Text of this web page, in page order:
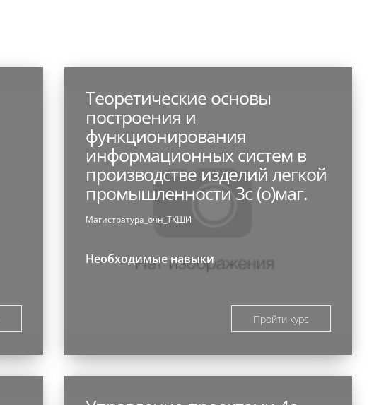
Теоретические основы
построения и
функционирования
информационных систем в
производстве изделий легкой
промышленности 3с (о)маг.
Магистратура_очн_ТКШИ
Необходимые навыки
Пройти курс